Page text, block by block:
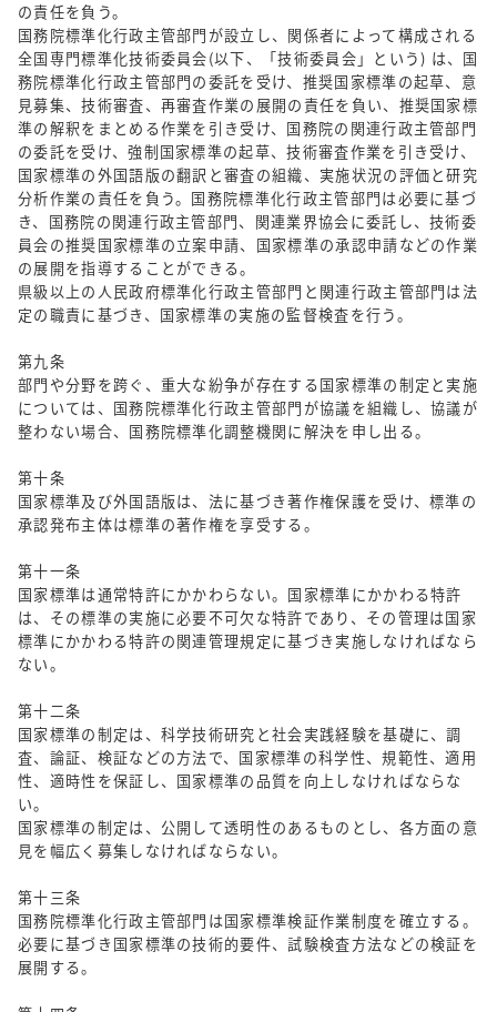
の責任を負う。
国務院標準化行政主管部門が設立し、関係者によって構成される
全国専門標準化技術委員会(以下、「技術委員会」という) は、国
務院標準化行政主管部門の委託を受け、推奨国家標準の起草、意
見募集、技術審査、再審査作業の展開の責任を負い、推奨国家標
準の解釈をまとめる作業を引き受け、国務院の関連行政主管部門
の委託を受け、強制国家標準の起草、技術審査作業を引き受け、
国家標準の外国語版の翻訳と審査の組織、実施状況の評価と研究
分析作業の責任を負う。国務院標準化行政主管部門は必要に基づ
き、国務院の関連行政主管部門、関連業界協会に委託し、技術委
員会の推奨国家標準の立案申請、国家標準の承認申請などの作業
の展開を指導することができる。
県級以上の人民政府標準化行政主管部門と関連行政主管部門は法
定の職責に基づき、国家標準の実施の監督検査を行う。
第九条
部門や分野を跨ぐ、重大な紛争が存在する国家標準の制定と実施
については、国務院標準化行政主管部門が協議を組織し、協議が
整わない場合、国務院標準化調整機関に解決を申し出る。
第十条
国家標準及び外国語版は、法に基づき著作権保護を受け、標準の
承認発布主体は標準の著作権を享受する。
第十一条
国家標準は通常特許にかかわらない。国家標準にかかわる特許
は、その標準の実施に必要不可欠な特許であり、その管理は国家
標準にかかわる特許の関連管理規定に基づき実施しなければなら
ない。
第十二条
国家標準の制定は、科学技術研究と社会実践経験を基礎に、調
査、論証、検証などの方法で、国家標準の科学性、規範性、適用
性、適時性を保証し、国家標準の品質を向上しなければならな
い。
国家標準の制定は、公開して透明性のあるものとし、各方面の意
見を幅広く募集しなければならない。
第十三条
国務院標準化行政主管部門は国家標準検証作業制度を確立する。
必要に基づき国家標準の技術的要件、試験検査方法などの検証を
展開する。